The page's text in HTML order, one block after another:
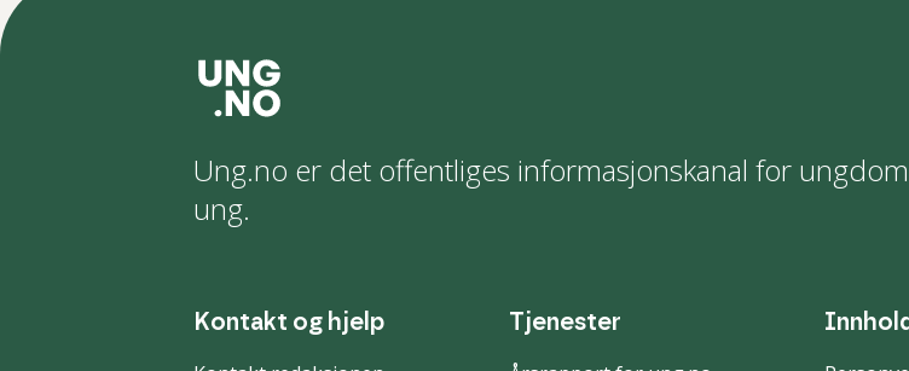
Ung.no er det offentliges informasjonskanal for
ung.
Kontakt og hjelp Tjenester Innhold